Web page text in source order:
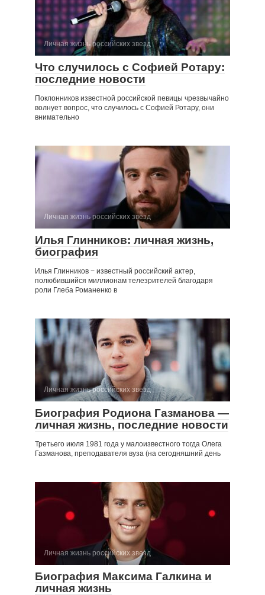
Личная жизнь российских звезд
Что случилось с Софией Ротару:
последние новости
Поклонников известной российской певицы чрезвычайно
волнует вопрос, что случилось с Софией Ротару, они
внимательно
Личная жизнь российских звезд
Илья Глинников: личная жизнь,
биография
Илья Глинников − известный российский актер,
полюбившийся миллионам телезрителей благодаря
роли Глеба Романенко в
Личная жизнь российских звезд
Биография Родиона Газманова —
личная жизнь, последние новости
Третьего июля 1981 года у малоизвестного тогда Олега
Газманова, преподавателя вуза (на сегодняшний день
Личная жизнь российских звезд
Биография Максима Галкина и
личная жизнь